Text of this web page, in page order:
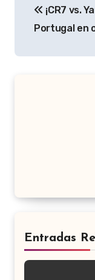
de
¡CR7 vs.
Portugal en
Entradas